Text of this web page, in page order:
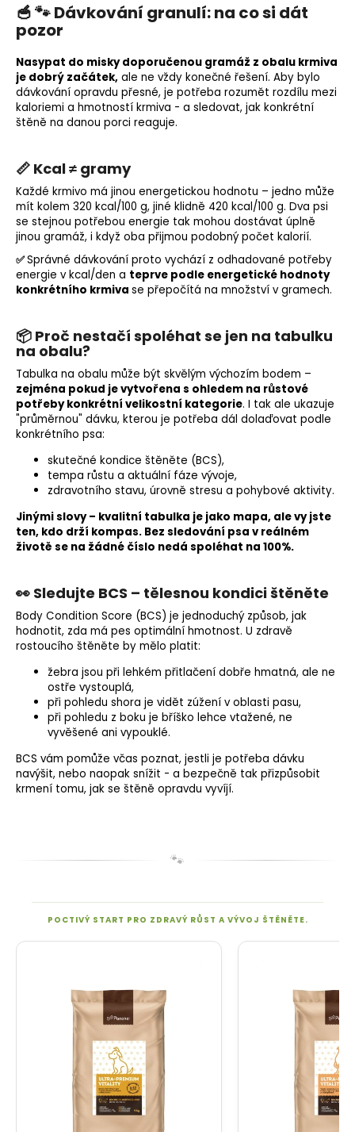
🥣 🐾 Dávkování granulí: na co si dát
pozor
Nasypat do misky doporučenou gramáž z obalu krmiva
je dobrý začátek, ale ne vždy konečné řešení. Aby bylo
dávkování opravdu přesné, je potřeba rozumět rozdílu mezi
kaloriemi a hmotností krmiva - a sledovat, jak konkrétní
štěně na danou porci reaguje.
📏 Kcal ≠ gramy
Každé krmivo má jinou energetickou hodnotu – jedno může
mít kolem 320 kcal/100 g, jiné klidně 420 kcal/100 g. Dva psi
se stejnou potřebou energie tak mohou dostávat úplně
jinou gramáž, i když oba přijmou podobný počet kalorií.
✅Správné dávkování proto vychází z odhadované potřeby
energie v kcal/den a teprve podle energetické hodnoty
konkrétního krmiva se přepočítá na množství v gramech.
📦 Proč nestačí spoléhat se jen na tabulku
na obalu?
Tabulka na obalu může být skvělým výchozím bodem –
zejména pokud je vytvořena s ohledem na růstové
potřeby konkrétní velikostní kategorie. I tak ale ukazuje
"průměrnou" dávku, kterou je potřeba dál dolaďovat podle
konkrétního psa:
skutečné kondice štěněte (BCS),
tempa růstu a aktuální fáze vývoje,
zdravotního stavu, úrovně stresu a pohybové aktivity.
Jinými slovy – kvalitní tabulka je jako mapa, ale vy jste
ten, kdo drží kompas. Bez sledování psa v reálném
životě se na žádné číslo nedá spoléhat na 100%.
👀 Sledujte BCS – tělesnou kondici štěněte
Body Condition Score (BCS) je jednoduchý způsob, jak
hodnotit, zda má pes optimální hmotnost. U zdravě
rostoucího štěněte by mělo platit:
žebra jsou při lehkém přitlačení dobře hmatná, ale ne
ostře vystouplá,
při pohledu shora je vidět zúžení v oblasti pasu,
při pohledu z boku je bříško lehce vtažené, ne
vyvěšené ani vypouklé.
BCS vám pomůže včas poznat, jestli je potřeba dávku
navýšit, nebo naopak snížit - a bezpečně tak přizpůsobit
krmení tomu, jak se štěně opravdu vyvíjí.
🐾